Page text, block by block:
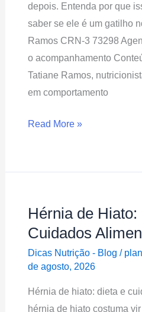
depois. Entenda por que
saber se ele é um gatilho
Ramos CRN-3 73298
o acompanhamento
Tatiane Ramos,
em comportamento
Read More »
Hérnia de Hiato:
Cuidados
Dicas Nutrição - Blog /
de agosto, 2026
Hérnia de hiato: dieta e
hérnia de hiato costuma
Hérnia
de
Dieta
Cuidados